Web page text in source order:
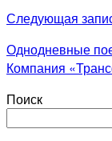
Следующая
Однодневные
Компания
Поиск